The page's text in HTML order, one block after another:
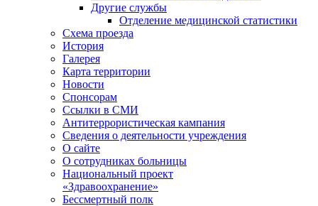
Другие службы
Отделение медицинской статистики
Схема проезда
История
Галерея
Карта территории
Новости
Спонсорам
Ссылки в СМИ
Антитеррористическая кампания
Сведения о деятельности учреждения
О сайте
О сотрудниках больницы
Национальный проект
«Здравоохранение»
Бессмертный полк